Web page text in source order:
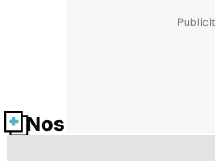
Nos fiches santé